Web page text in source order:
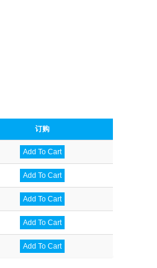
订购
Add To Cart
Add To Cart
Add To Cart
Add To Cart
Add To Cart